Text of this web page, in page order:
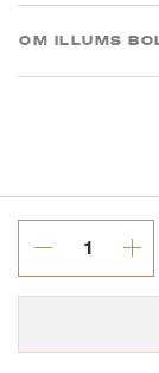
OM ILLUMS